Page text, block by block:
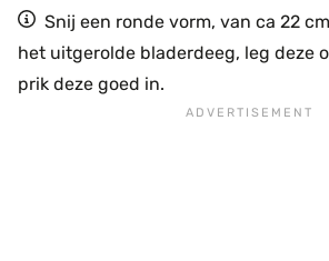
Snij een ronde vorm, van ca 22
het uitgerolde bladerdeeg, leg deze
prik deze goed in.